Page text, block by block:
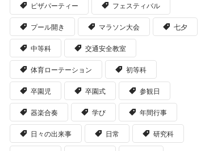
ピザパーティー フェスティバル
プール開き マラソン大会 七夕
中等科 交通安全教室
体育ローテーション 初等科
卒園児 卒園式 参観日
器楽合奏 学び 年間行事
日々の出来事 日常 研究科